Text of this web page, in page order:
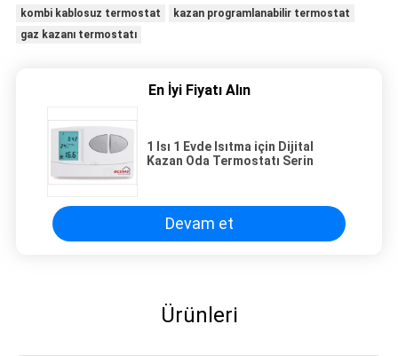
kombi kablosuz termostat
kazan programlanabilir termostat
gaz kazanı termostatı
En İyi Fiyatı Alın
1 Isı 1 Evde Isıtma için Dijital
Kazan Oda Termostatı Serin
Devam et
Ürünleri